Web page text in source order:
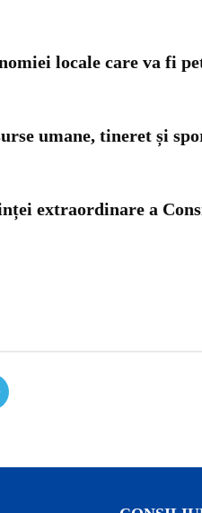
locale care va fi
umane, tineret și
extraordinare a